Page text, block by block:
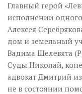
Главный герой
исполнении
Алексея
дом и земельный
Вадима Шелевята
Суды Николай,
адвокат Дмитрий
не в состоянии